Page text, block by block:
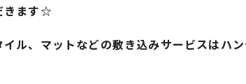
きます☆
ル、マットなどの敷き込みサービスはハ